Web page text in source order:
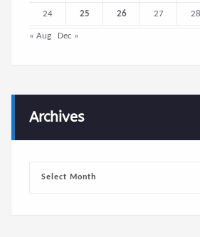
24 25 26 27 28
« Aug Dec »
Archives